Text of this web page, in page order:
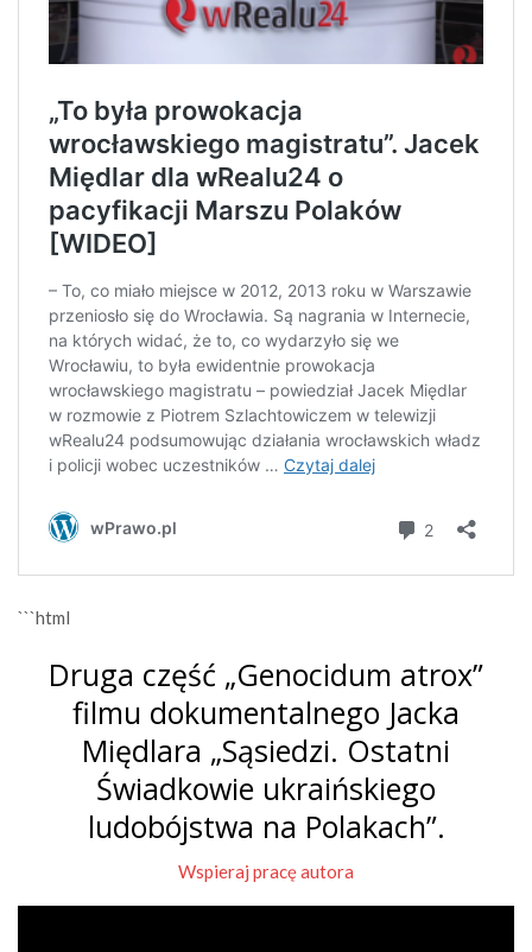
```html
Druga część „Genocidum atrox”
filmu dokumentalnego Jacka
Międlara „Sąsiedzi. Ostatni
Świadkowie ukraińskiego
ludobójstwa na Polakach”.
Wspieraj pracę autora